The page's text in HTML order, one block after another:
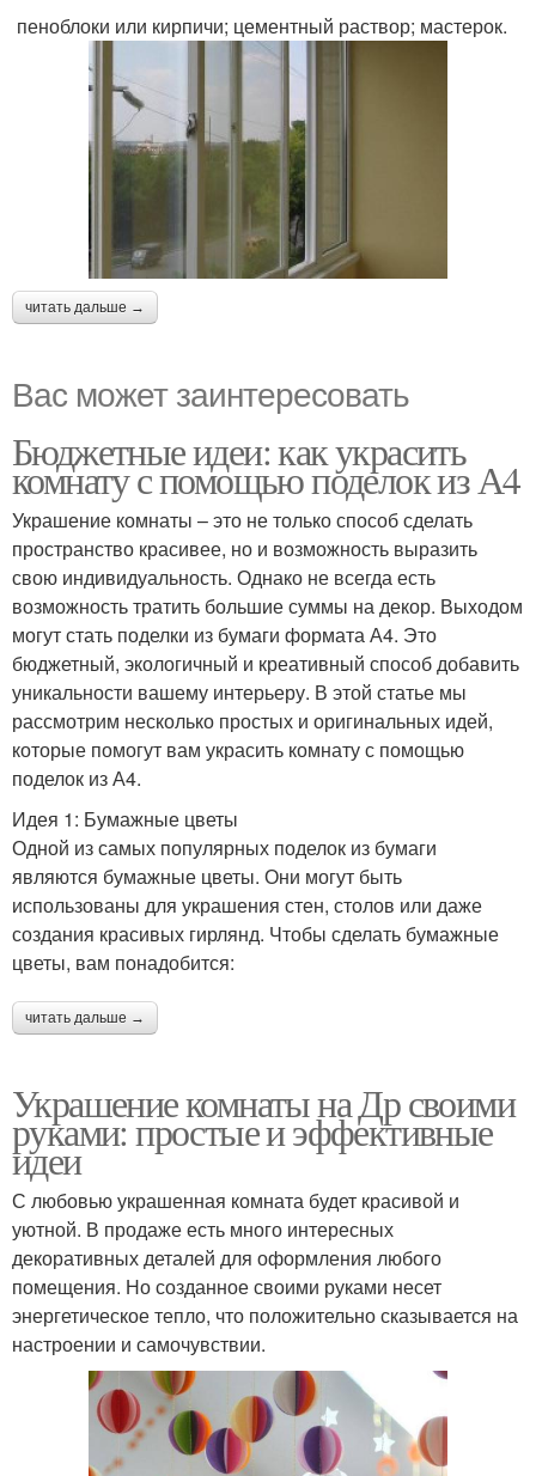
пеноблоки или кирпичи; цементный раствор; мастерок.
читать дальше →
Вас может заинтересовать
Бюджетные идеи: как украсить
комнату с помощью поделок из А4
Украшение комнаты – это не только способ сделать
пространство красивее, но и возможность выразить
свою индивидуальность. Однако не всегда есть
возможность тратить большие суммы на декор. Выходом
могут стать поделки из бумаги формата А4. Это
бюджетный, экологичный и креативный способ добавить
уникальности вашему интерьеру. В этой статье мы
рассмотрим несколько простых и оригинальных идей,
которые помогут вам украсить комнату с помощью
поделок из А4.
Идея 1: Бумажные цветы
Одной из самых популярных поделок из бумаги
являются бумажные цветы. Они могут быть
использованы для украшения стен, столов или даже
создания красивых гирлянд. Чтобы сделать бумажные
цветы, вам понадобится:
читать дальше →
Украшение комнаты на Др своими
руками: простые и эффективные
идеи
С любовью украшенная комната будет красивой и
уютной. В продаже есть много интересных
декоративных деталей для оформления любого
помещения. Но созданное своими руками несет
энергетическое тепло, что положительно сказывается на
настроении и самочувствии.